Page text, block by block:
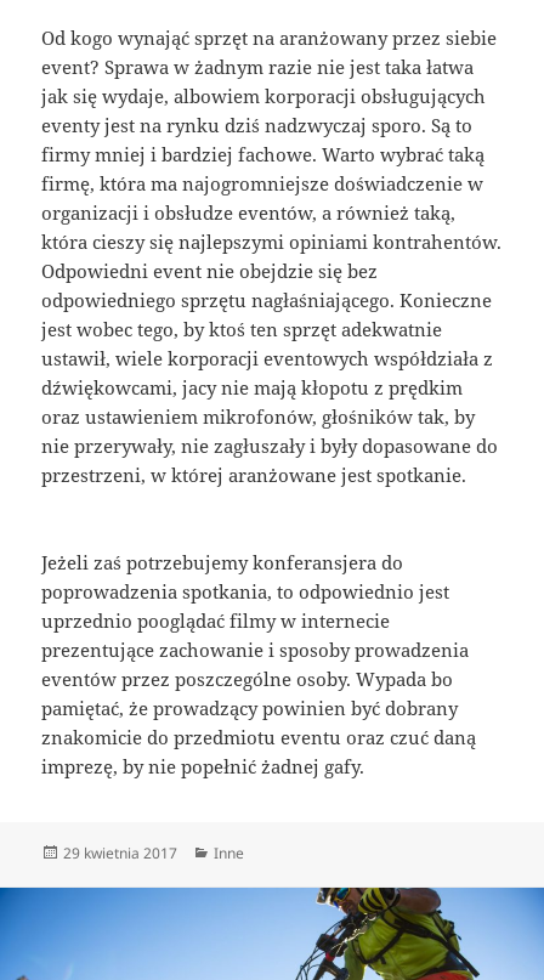
Od kogo wynająć sprzęt na aranżowany przez siebie
event? Sprawa w żadnym razie nie jest taka łatwa
jak się wydaje, albowiem korporacji obsługujących
eventy jest na rynku dziś nadzwyczaj sporo. Są to
firmy mniej i bardziej fachowe. Warto wybrać taką
firmę, która ma najogromniejsze doświadczenie w
organizacji i obsłudze eventów, a również taką,
która cieszy się najlepszymi opiniami kontrahentów.
Odpowiedni event nie obejdzie się bez
odpowiedniego sprzętu nagłaśniającego. Konieczne
jest wobec tego, by ktoś ten sprzęt adekwatnie
ustawił, wiele korporacji eventowych współdziała z
dźwiękowcami, jacy nie mają kłopotu z prędkim
oraz ustawieniem mikrofonów, głośników tak, by
nie przerywały, nie zagłuszały i były dopasowane do
przestrzeni, w której aranżowane jest spotkanie.
Jeżeli zaś potrzebujemy konferansjera do
poprowadzenia spotkania, to odpowiednio jest
uprzednio pooglądać filmy w internecie
prezentujące zachowanie i sposoby prowadzenia
eventów przez poszczególne osoby. Wypada bo
pamiętać, że prowadzący powinien być dobrany
znakomicie do przedmiotu eventu oraz czuć daną
imprezę, by nie popełnić żadnej gafy.
Data
29 kwietnia 2017 Kategorie
Inne